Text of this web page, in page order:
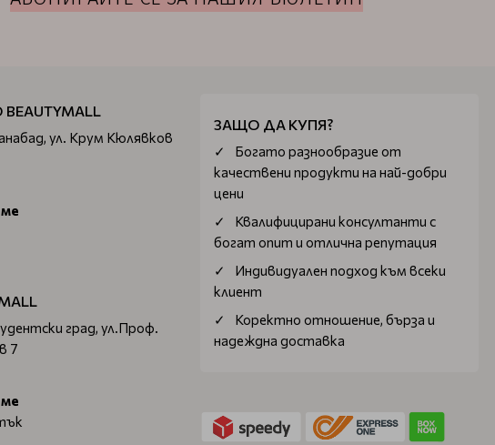
ул. Крум Кюлявков
град, ул.Проф.
7
ЗАЩО ДА КУПЯ?
Богатo разнообразие от
качествени продукти на най-добри
цени
Квалифицирани консултанти с
богат опит и отлична репутация
Индивидуален подход към всеки
клиент
Коректно отношение, бърза и
надеждна доставка